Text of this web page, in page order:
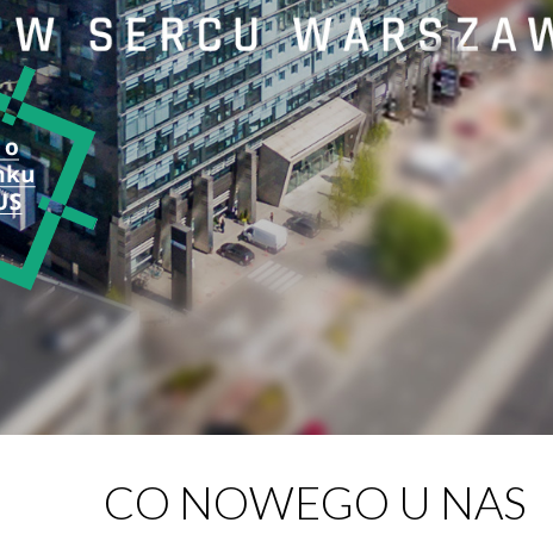
CO NOWEGO U NAS